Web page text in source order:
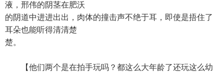
液，邢伟的阴茎在肥沃
的阴道中进进出出，肉体的撞击声不绝于耳，即使是捂住了
耳朵也能听得清清楚
楚。
【他们两个是在拍手玩吗？都这么大年龄了还玩这么幼